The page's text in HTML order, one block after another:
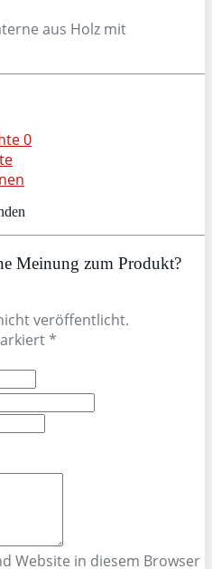
0
Meinung zum Produkt?
veröffentlicht.
*
Website in diesem Browser